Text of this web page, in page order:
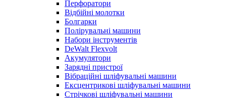
Перфоратори
Відбійні молотки
Болгарки
Полірувальні машини
Набори інструментів
DeWalt Flexvolt
Акумулятори
Зарядні пристрої
Вібраційні шліфувальні машини
Ексцентрикові шліфувальні машини
Стрічкові шліфувальні машини